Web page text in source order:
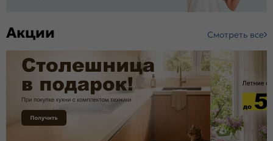
Акции Смотреть все